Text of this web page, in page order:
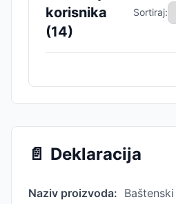
korisnika
(14)
Sortiraj:
📄 Deklaracija
Naziv proizvoda: